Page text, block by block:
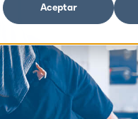
Aceptar